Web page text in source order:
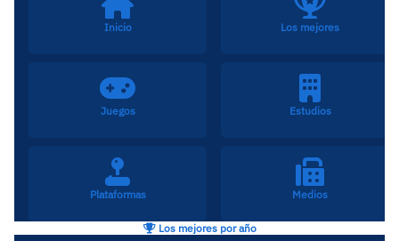
Inicio Los mejores
Juegos Estudios
Plataformas Medios
Los mejores por año